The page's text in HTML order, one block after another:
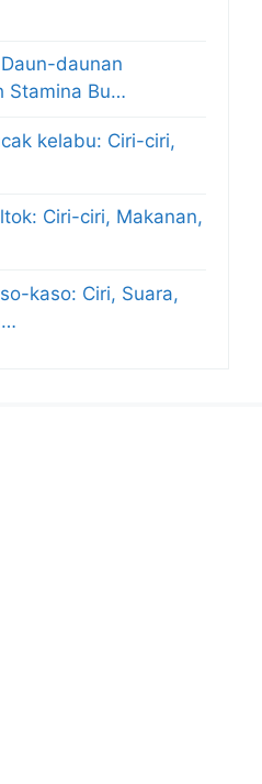
daunan
Stamina Bu…
kelabu: Ciri-ciri,
Ciri-ciri, Makanan,
kaso: Ciri, Suara,